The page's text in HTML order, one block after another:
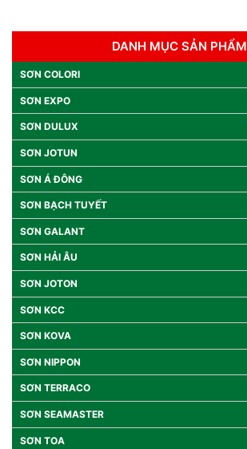
DANH MỤC SẢN PHẨM
SƠN COLORI
SƠN EXPO
SƠN DULUX
SƠN JOTUN
SƠN Á ĐÔNG
SƠN BẠCH TUYẾT
SƠN GALANT
SƠN HẢI ÂU
SƠN JOTON
SƠN KCC
SƠN KOVA
SƠN NIPPON
SƠN TERRACO
SƠN SEAMASTER
SƠN TOA